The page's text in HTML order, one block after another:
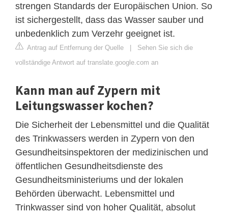
strengen Standards der Europäischen Union. So
ist sichergestellt, dass das Wasser sauber und
unbedenklich zum Verzehr geeignet ist.
Antrag auf Entfernung der Quelle | Sehen Sie sich die
vollständige Antwort auf translate.google.com an
Kann man auf Zypern mit
Leitungswasser kochen?
Die Sicherheit der Lebensmittel und die Qualität
des Trinkwassers werden in Zypern von den
Gesundheitsinspektoren der medizinischen und
öffentlichen Gesundheitsdienste des
Gesundheitsministeriums und der lokalen
Behörden überwacht. Lebensmittel und
Trinkwasser sind von hoher Qualität, absolut